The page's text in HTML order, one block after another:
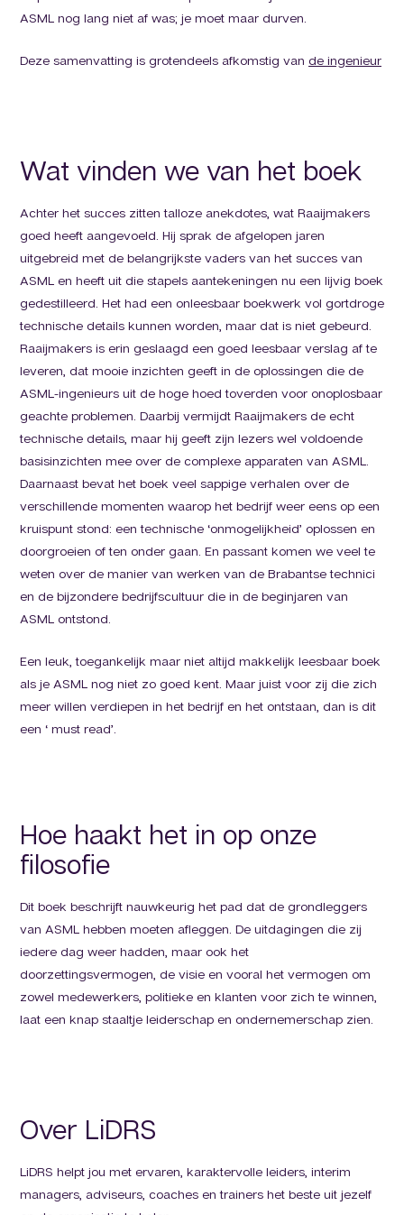
ASML nog lang niet af was; je moet maar durven.
Deze samenvatting is grotendeels afkomstig van de ingenieur
Wat vinden we van het boek
Achter het succes zitten talloze anekdotes, wat Raaijmakers
goed heeft aangevoeld. Hij sprak de afgelopen jaren
uitgebreid met de belangrijkste vaders van het succes van
ASML en heeft uit die stapels aantekeningen nu een lijvig boek
gedestilleerd. Het had een onleesbaar boekwerk vol gortdroge
technische details kunnen worden, maar dat is niet gebeurd.
Raaijmakers is erin geslaagd een goed leesbaar verslag af te
leveren, dat mooie inzichten geeft in de oplossingen die de
ASML-ingenieurs uit de hoge hoed toverden voor onoplosbaar
geachte problemen. Daarbij vermijdt Raaijmakers de echt
technische details, maar hij geeft zijn lezers wel voldoende
basisinzichten mee over de complexe apparaten van ASML.
Daarnaast bevat het boek veel sappige verhalen over de
verschillende momenten waarop het bedrijf weer eens op een
kruispunt stond: een technische ‘onmogelijkheid’ oplossen en
doorgroeien of ten onder gaan. En passant komen we veel te
weten over de manier van werken van de Brabantse technici
en de bijzondere bedrijfscultuur die in de beginjaren van
ASML ontstond.
Een leuk, toegankelijk maar niet altijd makkelijk leesbaar boek
als je ASML nog niet zo goed kent. Maar juist voor zij die zich
meer willen verdiepen in het bedrijf en het ontstaan, dan is dit
een ‘ must read’.
Hoe haakt het in op onze
filosofie
Dit boek beschrijft nauwkeurig het pad dat de grondleggers
van ASML hebben moeten afleggen. De uitdagingen die zij
iedere dag weer hadden, maar ook het
doorzettingsvermogen, de visie en vooral het vermogen om
zowel medewerkers, politieke en klanten voor zich te winnen,
laat een knap staaltje leiderschap en ondernemerschap zien.
Over LiDRS
LiDRS helpt jou met ervaren, karaktervolle leiders, interim
managers, adviseurs, coaches en trainers het beste uit jezelf